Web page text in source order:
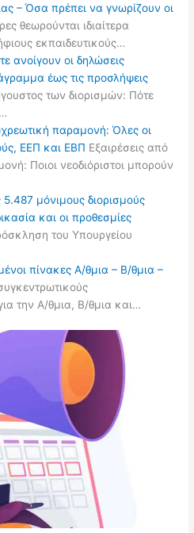
– Όσα πρέπει να γνωρίζουν οι
θεωρούνται ιδιαίτερα
εκπαιδευτικούς…
ανοίγουν οι δηλώσεις
έως τις προσλήψεις
των διορισμών: Πότε
παραμονή: Όλες οι
ΕΕΠ και ΕΒΠ Εξαιρέσεις από
Ποιοι νεοδιόριστοι μπορούν
5.487 μόνιμους διορισμούς
και οι προθεσμίες
του Υπουργείου
πίνακες Α/θμια – Β/θμια –
την Α/θμια, Β/θμια και…